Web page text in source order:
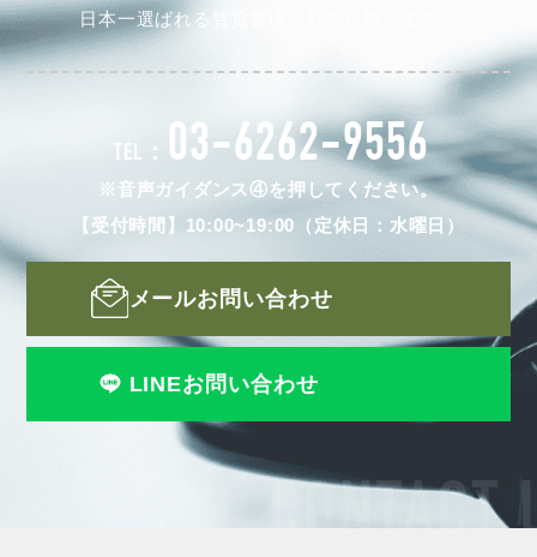
CONTACT
日本一選ばれる賃貸管理会社を目指します。
TEL： 03-6262-9556
※音声ガイダンス④を押してください。
【受付時間】10:00~19:00（定休日：水曜日）
メールお問い合わせ
LINEお問い合わせ